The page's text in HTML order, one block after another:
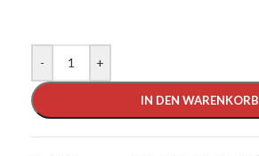
- +
IN DEN WARENKORB